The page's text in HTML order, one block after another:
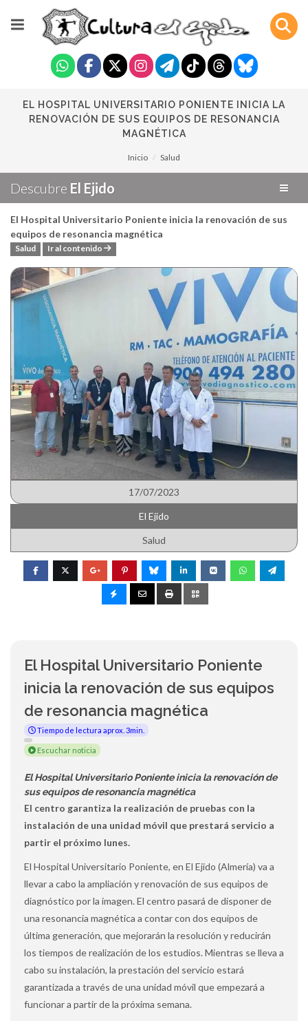
EL HOSPITAL UNIVERSITARIO PONIENTE INICIA LA
RENOVACIÓN DE SUS EQUIPOS DE RESONANCIA
MAGNÉTICA
Inicio Salud
Descubre El Ejido
El Hospital Universitario Poniente inicia la renovación de sus
equipos de resonancia magnética
Salud Ir al contenido
17/07/2023
El Ejido
Salud
El Hospital Universitario Poniente
inicia la renovación de sus equipos
de resonancia magnética
Tiempo de lectura aprox. 3min.
Escuchar noticia
El Hospital Universitario Poniente inicia la renovación de
sus equipos de resonancia magnética
El centro garantiza la realización de pruebas con la
instalación de una unidad móvil que prestará servicio a
partir el próximo lunes.
El Hospital Universitario Poniente, en El Ejido (Almería) va a
llevar a cabo la ampliación y renovación de sus equipos de
diagnóstico por la imagen. El centro pasará de disponer de
una resonancia magnética a contar con dos equipos de
última generación, que mejorarán la resolución y reducirán
los tiempos de realización de los estudios. Mientras se lleva a
cabo su instalación, la prestación del servicio estará
garantizada a través de una unidad móvil que empezará a
funcionar a partir de la próxima semana.